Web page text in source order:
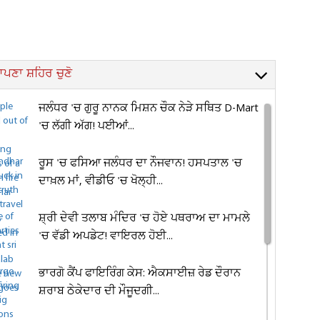
ਸ਼ਹਿਰ ਚੁਣੋ
ਜਲੰਧਰ 'ਚ ਗੁਰੂ ਨਾਨਕ ਮਿਸ਼ਨ ਚੌਕ ਨੇੜੇ ਸਥਿਤ D-Mart
'ਚ ਲੱਗੀ ਅੱਗ! ਪਈਆਂ...
ਰੂਸ 'ਚ ਫਸਿਆ ਜਲੰਧਰ ਦਾ ਨੌਜਵਾਨ! ਹਸਪਤਾਲ 'ਚ
ਦਾਖ਼ਲ ਮਾਂ, ਵੀਡੀਓ 'ਚ ਖੋਲ੍ਹੀ...
ਸ਼੍ਰੀ ਦੇਵੀ ਤਲਾਬ ਮੰਦਿਰ 'ਚ ਹੋਏ ਪਥਰਾਅ ਦਾ ਮਾਮਲੇ
'ਚ ਵੱਡੀ ਅਪਡੇਟ! ਵਾਇਰਲ ਹੋਈ...
ਭਾਰਗੋ ਕੈਂਪ ਫਾਇਰਿੰਗ ਕੇਸ: ਐਕਸਾਈਜ਼ ਰੇਡ ਦੌਰਾਨ
ਸ਼ਰਾਬ ਠੇਕੇਦਾਰ ਦੀ ਮੌਜੂਦਗੀ...